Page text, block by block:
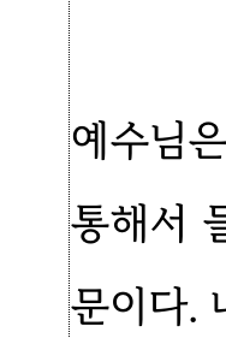
예수님
통해서
문이다.